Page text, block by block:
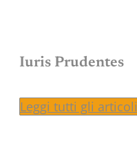
Iuris Prudentes
Leggi tutti gli articoli